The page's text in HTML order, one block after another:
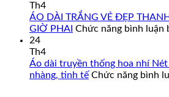
Cấp
–
Mẫu
Mã,
Áo
Dài
Dâu
Màu
Th4
ÁO DÀI TRẮNG VẺ ĐẸP
GIỜ PHAI Chức năng bình luận
24
Th4
Áo dài truyền thống hoa nhí
nhàng, tinh tế Chức năng bình